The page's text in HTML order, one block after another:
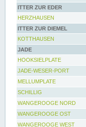
ITTER ZUR EDER
HERZHAUSEN
ITTER ZUR DIEMEL
KOTTHAUSEN
JADE
HOOKSIELPLATE
JADE-WESER-PORT
MELLUMPLATE
SCHILLIG
WANGEROOGE NORD
WANGEROOGE OST
WANGEROOGE WEST